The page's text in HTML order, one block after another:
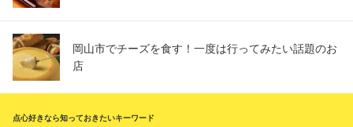
岡山市でチーズを食す！一度は行ってみたい話題のお
店
点心好きなら知っておきたいキーワード